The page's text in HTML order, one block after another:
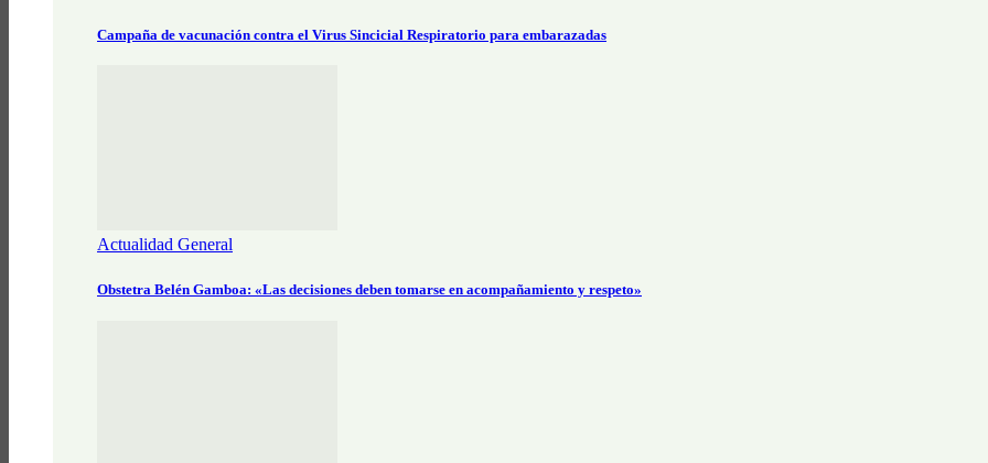
Campaña de vacunación contra el Virus Sincicial Respiratorio para embarazadas
Actualidad General
Obstetra Belén Gamboa: «Las decisiones deben tomarse en acompañamiento y respeto»